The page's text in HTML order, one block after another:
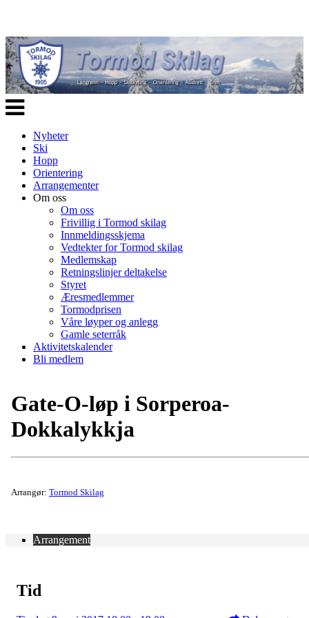
Veksle
navigasjon
Nyheter
Ski
Hopp
Orientering
Arrangementer
Om oss
Om oss
Frivillig i Tormod skilag
Innmeldingsskjema
Vedtekter for Tormod skilag
Medlemskap
Retningslinjer deltakelse
Styret
Æresmedlemmer
Tormodprisen
Våre løyper og anlegg
Gamle seterråk
Aktivitetskalender
Bli medlem
Gate-O-løp i Sorperoa-
Dokkalykkja
Arrangør: Tormod Skilag
Arrangement
Tid